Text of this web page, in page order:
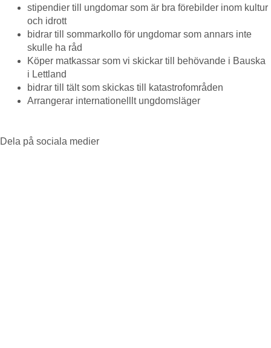
stipendier till ungdomar som är bra förebilder inom kultur
och idrott
bidrar till sommarkollo för ungdomar som annars inte
skulle ha råd
Köper matkassar som vi skickar till behövande i Bauska
i Lettland
bidrar till tält som skickas till katastrofområden
Arrangerar internationelllt ungdomsläger
Dela på sociala medier